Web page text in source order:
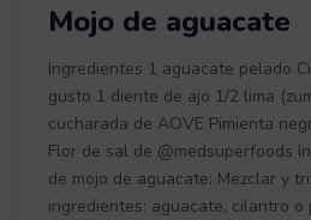
Mojo de aguacate
Ingredientes 1 aguacate pelado
gusto 1 diente de ajo 1/2 lima
cucharada de AOVE Pimienta
Flor de sal de @medsuperfoods
de mojo de aguacate: Mezclar y
ingredientes: aguacate, cilantro o